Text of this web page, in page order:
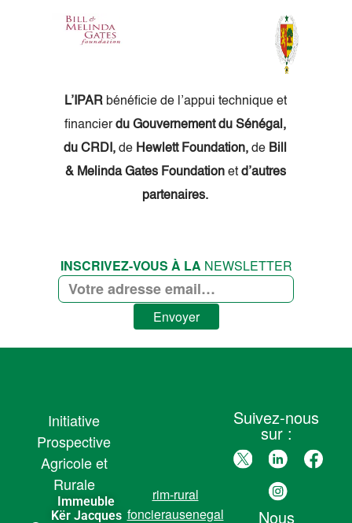
L’IPARbénéficie de l’appui technique et
financierdu Gouvernement du Sénégal,
du CRDI, de Hewlett Foundation, de Bill
& Melinda Gates Foundation et d’autres
partenaires.
INSCRIVEZ-VOUS À LA NEWSLETTER
Envoyer
Initiative
Prospective
Agricole et
Rurale
Immeuble
Kër Jacques
rim-rural
foncierausenegal
Suivez-nous
sur :
Nous